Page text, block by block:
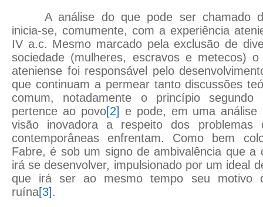
A análise do que pode ser chamado
inicia-se, comumente, com a experiência
IV a.c. Mesmo marcado pela exclusão de
sociedade (mulheres, escravos e metecos)
ateniense foi responsável pelo
que continuam a permear tanto discussões
comum, notadamente o princípio
pertence ao povo[2] e pode, em uma análise
visão inovadora a respeito dos problemas
contemporâneas enfrentam. Como bem
Fabre, é sob um signo de ambivalência que a
irá se desenvolver, impulsionado por um ideal
que irá ser ao mesmo tempo seu motivo
ruína[3].